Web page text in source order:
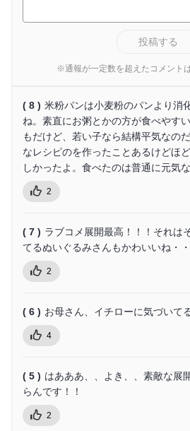
投稿する
※通報が一定数を超えたコメント
( 8 ) 米粉パンは小麦粉のパンより消
ね。素直にお粥とかの方が食べやす
もだけど、若い子なら結構平気なの
なレシピのを作ったことあるけどほ
しかったよ。食べたのは普通に元気な
2
( 7 ) ラブコメ展開最高！！！それは
てるぬいぐるみさんもかわいいね・・
2
( 6 ) お母さん、イチローに気づいて
4
( 5 ) はあああ、、よき、、素敵な展
らんです！！
2